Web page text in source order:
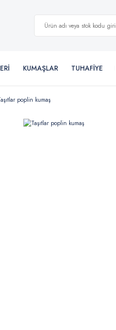
KUMAŞLAR TUHAFİYE
poplin kumaş